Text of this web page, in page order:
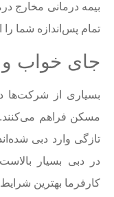
بیمه درمانی مخارج
تمام پس‌اندازه شما را
جای خواب
بسیاری از شرکت‌ها
مسکن فراهم می‌کنند.
تازگی وارد دبی
در دبی بسیار
کارفرما بهترین